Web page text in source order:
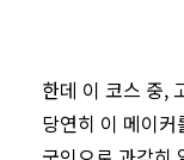
한데 이 코스 중,
당연히 이 메이